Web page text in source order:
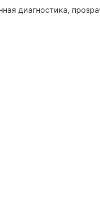
диагностика,